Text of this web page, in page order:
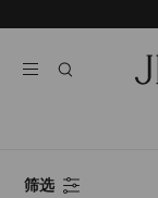
至
筛选